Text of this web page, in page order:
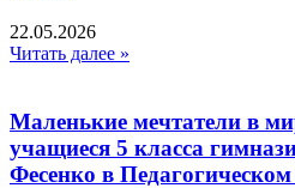
22.05.2026
Читать далее »
Маленькие мечтатели в
учащиеся 5 класса
Фесенко в